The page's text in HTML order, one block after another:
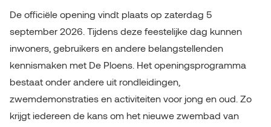
De officiële opening vindt plaats op zaterdag 5
september 2026. Tijdens deze feestelijke dag kunnen
inwoners, gebruikers en andere belangstellenden
kennismaken met De Ploens. Het openingsprogramma
bestaat onder andere uit rondleidingen,
zwemdemonstraties en activiteiten voor jong en oud. Zo
krijgt iedereen de kans om het nieuwe zwembad van